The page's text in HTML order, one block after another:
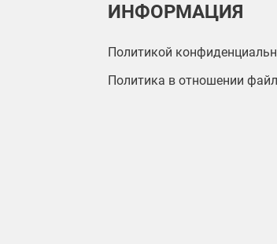
ИНФОРМАЦИЯ
Политикой
Политика в отношении